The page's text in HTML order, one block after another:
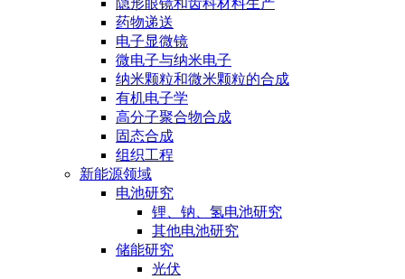
隐形眼镜和齿科材料生产
药物递送
电子显微镜
微电子与纳米电子
纳米颗粒和微米颗粒的合成
有机电子学
高分子聚合物合成
固态合成
组织工程
新能源领域
电池研究
锂、钠、氢电池研究
其他电池研究
储能研究
光伏